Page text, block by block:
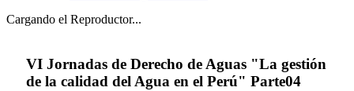
Cargando el Reproductor...
VI Jornadas de Derecho de Aguas "La gestión
de la calidad del Agua en el Perú" Parte04